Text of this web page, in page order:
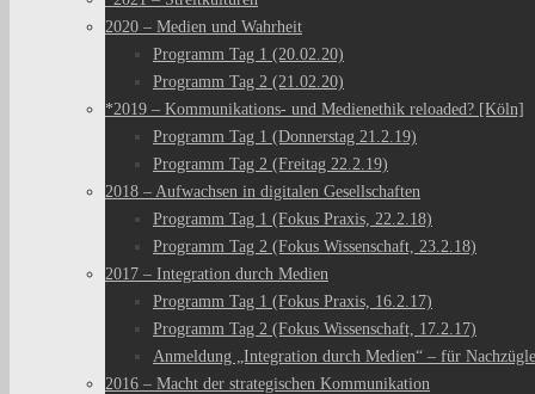
2020 – Medien und Wahrheit
Programm Tag 1 (20.02.20)
Programm Tag 2 (21.02.20)
*2019 – Kommunikations- und Medienethik reloaded? [Köln]
Programm Tag 1 (Donnerstag 21.2.19)
Programm Tag 2 (Freitag 22.2.19)
2018 – Aufwachsen in digitalen Gesellschaften
Programm Tag 1 (Fokus Praxis, 22.2.18)
Programm Tag 2 (Fokus Wissenschaft, 23.2.18)
2017 – Integration durch Medien
Programm Tag 1 (Fokus Praxis, 16.2.17)
Programm Tag 2 (Fokus Wissenschaft, 17.2.17)
Anmeldung „Integration durch Medien“ – für
2016 – Macht der strategischen Kommunikation